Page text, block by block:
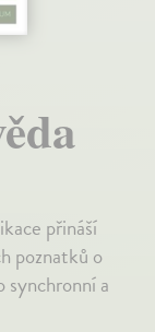
přináší
poznatků o
synchronní a